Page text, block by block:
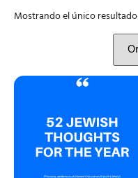
Mostrando el único resultado